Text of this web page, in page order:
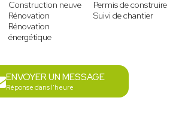
Construction neuve
Rénovation
Rénovation
énergétique
Permis de construire
Suivi de chantier
ENVOYER UN MESSAGE
Réponse dans l'heure